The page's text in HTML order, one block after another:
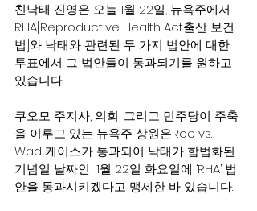
친낙태 진영은 오늘 1월 22일, 뉴욕주에서
RHA[Reproductive Health Act출산 보건
법]와 낙태와 관련된 두 가지 법안에 대한
투표에서 그 법안들이 통과되기를 원하고
있습니다.
쿠오모 주지사, 의회, 그리고 민주당이 주축
을 이루고 있는 뉴욕주 상원은Roe vs.
Wad 케이스가 통과되어 낙태가 합법화된
기념일 날짜인  1월 22일 화요일에 ‘RHA’ 법
안을 통과시키겠다고 맹세한 바 있습니다.